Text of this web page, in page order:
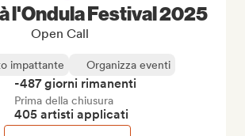
l'Ondula Festival 2025
Open Call
impattante Organizza eventi
-487 giorni rimanenti
Prima della chiusura
405 artisti applicati